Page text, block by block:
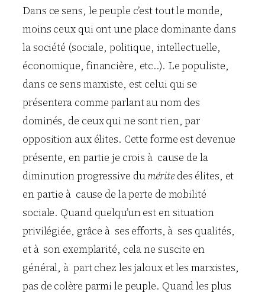
Dans ce sens, le peuple c’est tout le monde,
moins ceux qui ont une place dominante dans
la société (sociale, politique, intellectuelle,
économique, financière, etc..). Le populiste,
dans ce sens marxiste, est celui qui se
présentera comme parlant au nom des
dominés, de ceux qui ne sont rien, par
opposition aux élites. Cette forme est devenue
présente, en partie je crois à cause de la
diminution progressive duméritedes élites, et
en partie à cause de la perte de mobilité
sociale. Quand quelqu’un est en situation
privilégiée, grâce à ses efforts, à ses qualités,
et à son exemplarité, cela ne suscite en
général, à part chez les jaloux et les marxistes,
pas de colère parmi le peuple. Quand les plus